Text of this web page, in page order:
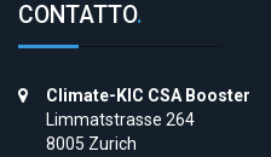
CONTATTO.
Climate-KIC CSA Booster
Limmatstrasse 264
8005 Zurich